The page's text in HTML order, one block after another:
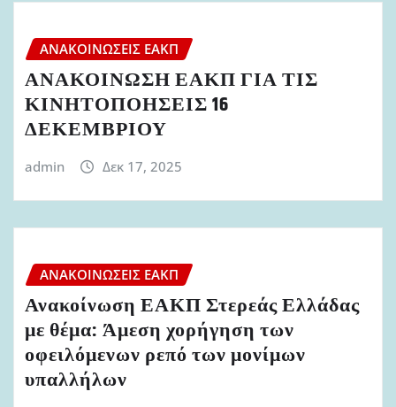
ΑΝΑΚΟΙΝΏΣΕΙΣ ΕΑΚΠ
ΑΝΑΚΟΙΝΩΣΗ ΕΑΚΠ ΓΙΑ ΤΙΣ
ΚΙΝΗΤΟΠΟΗΣΕΙΣ 16
ΔΕΚΕΜΒΡΙΟΥ
admin Δεκ 17, 2025
ΑΝΑΚΟΙΝΏΣΕΙΣ ΕΑΚΠ
Ανακοίνωση ΕΑΚΠ Στερεάς Ελλάδας
με θέμα: Άμεση χορήγηση των
οφειλόμενων ρεπό των μονίμων
υπαλλήλων